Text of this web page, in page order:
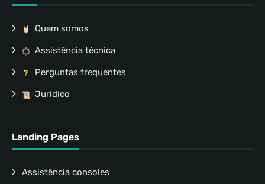
Quem somos
Assistência técnica
Perguntas frequentes
Jurídico
Landing Pages
Assistência consoles